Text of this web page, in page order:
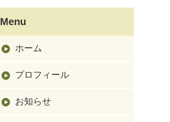
Menu
ホーム
プロフィール
お知らせ